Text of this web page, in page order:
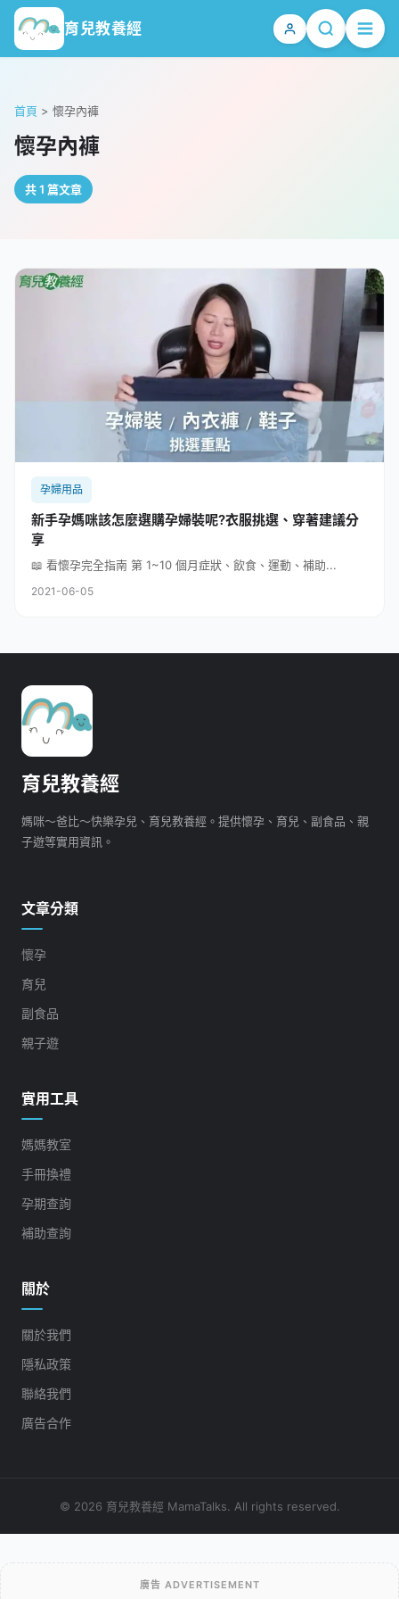
育兒教養經
首頁 > 懷孕內褲
懷孕內褲
共 1 篇文章
孕婦用品
新手孕媽咪該怎麼選購孕婦裝呢?衣服挑選、穿著建議分
享
📖 看懷孕完全指南 第 1~10 個月症狀、飲食、運動、補助...
2021-06-05
育兒教養經
媽咪～爸比～快樂孕兒、育兒教養經。提供懷孕、育兒、副食品、親
子遊等實用資訊。
文章分類
懷孕
育兒
副食品
親子遊
實用工具
媽媽教室
手冊換禮
孕期查詢
補助查詢
關於
關於我們
隱私政策
聯絡我們
廣告合作
© 2026 育兒教養經 MamaTalks. All rights reserved.
廣告 ADVERTISEMENT